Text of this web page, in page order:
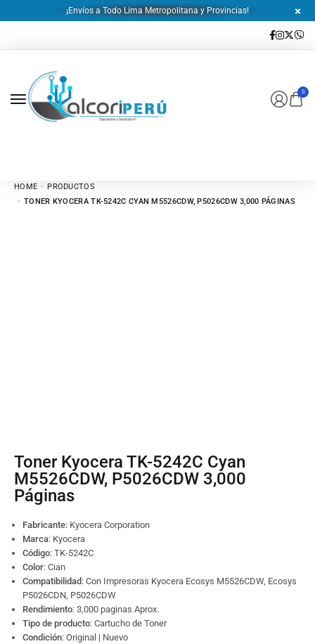
¡Envíos a Todo Lima Metropolitana y Provincias!
0
HOME
PRODUCTOS
TONER KYOCERA TK-5242C CYAN M5526CDW, P5026CDW 3,000 PÁGINAS
Toner Kyocera TK-5242C Cyan
M5526CDW, P5026CDW 3,000
Páginas
Fabricante: Kyocera Corporation
Marca: Kyocera
Código: TK-5242C
Color: Cian
Compatibilidad : Con Impresoras Kyocera Ecosys M5526CDW, Ecosys
P5026CDN, P5026CDW
Rendimiento: 3,000 paginas Aprox.
Tipo de producto: Cartucho de Toner
Condición: Original | Nuevo